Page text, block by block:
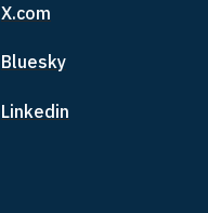
X.com
Bluesky
Linkedin